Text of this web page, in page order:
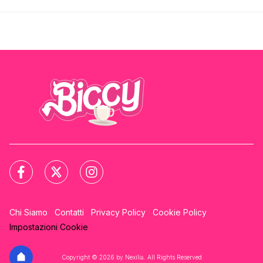
Chi Siamo Contatti Privacy Policy
Cookie Policy
Impostazioni Cookie
Copyright © 2026 by Nexilia. All Rights Reserved